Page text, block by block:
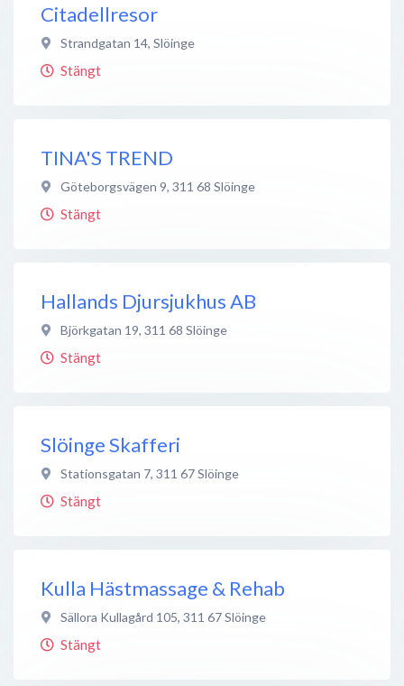
Citadellresor
Strandgatan 14, Slöinge
Stängt
TINA'S TREND
Göteborgsvägen 9, 311 68 Slöinge
Stängt
Hallands Djursjukhus AB
Björkgatan 19, 311 68 Slöinge
Stängt
Slöinge Skafferi
Stationsgatan 7, 311 67Slöinge
Stängt
Kulla Hästmassage & Rehab
Sällora Kullagård 105, 311 67Slöinge
Stängt